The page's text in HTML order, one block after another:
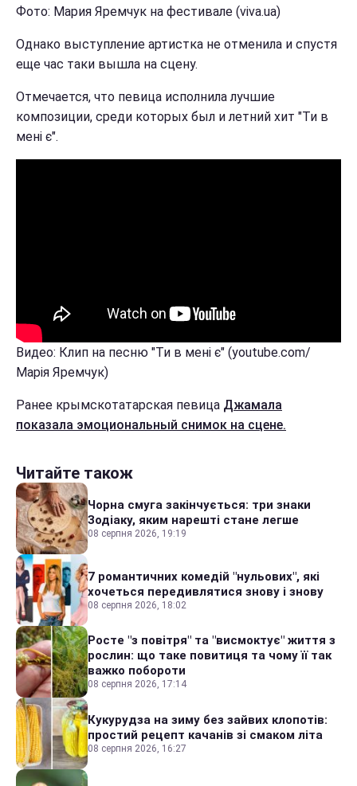
Фото: Мария Яремчук на фестивале (viva.ua)
Однако выступление артистка не отменила и спустя
еще час таки вышла на сцену.
Отмечается, что певица исполнила лучшие
композиции, среди которых был и летний хит "Ти в
мені є".
Видео: Клип на песню "Ти в мені є" (youtube.com/
Марiя Яремчук)
Ранее крымскотатарская певица Джамала
показала эмоциональный снимок на сцене.
Читайте також
Чорна смуга закінчується: три знаки
Зодіаку, яким нарешті стане легше
08 серпня 2026, 19:19
7 романтичних комедій "нульових", які
хочеться передивлятися знову і знову
08 серпня 2026, 18:02
Росте "з повітря" та "висмоктує" життя з
рослин: що таке повитиця та чому її так
важко побороти
08 серпня 2026, 17:14
Кукурудза на зиму без зайвих клопотів:
простий рецепт качанів зі смаком літа
08 серпня 2026, 16:27